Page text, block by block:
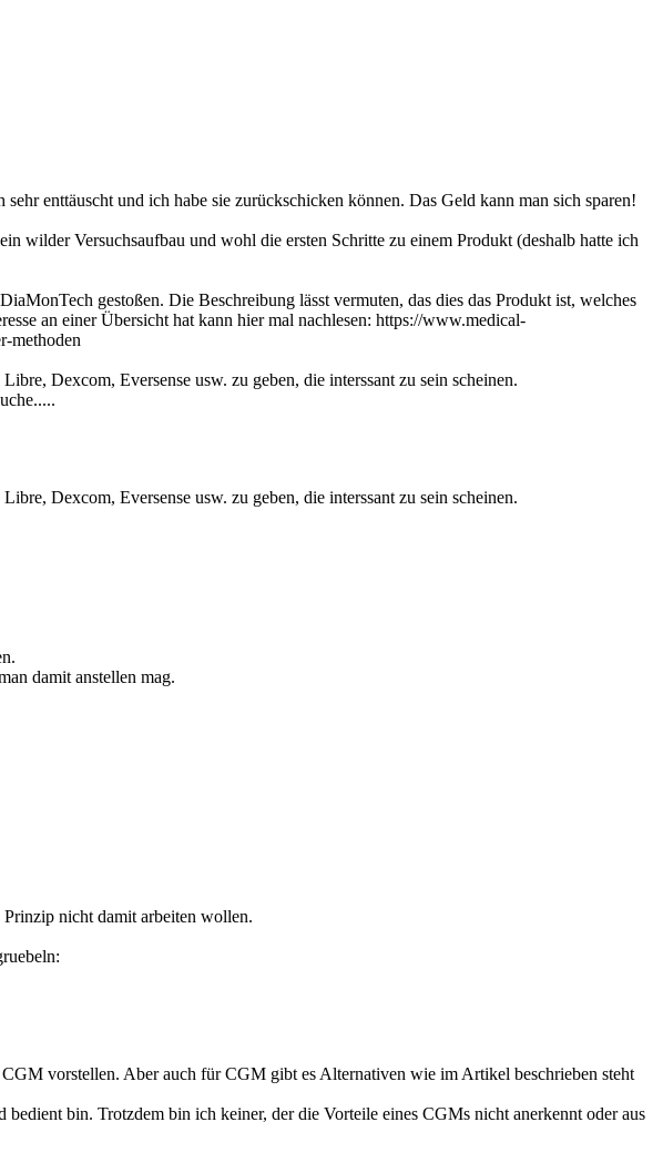
enttäuscht und ich habe sie zurückschicken können. Das Geld kann man sich sparen!
wilder Versuchsaufbau und wohl die ersten Schritte zu einem Produkt (deshalb hatte ich
gestoßen. Die Beschreibung lässt vermuten, das dies das Produkt ist, welches
an einer Übersicht hat kann hier mal nachlesen: https://www.medical-
methoden
Dexcom, Eversense usw. zu geben, die interssant zu sein scheinen.
Dexcom, Eversense usw. zu geben, die interssant zu sein scheinen.
damit anstellen mag.
nicht damit arbeiten wollen.
vorstellen. Aber auch für CGM gibt es Alternativen wie im Artikel beschrieben steht
bin. Trotzdem bin ich keiner, der die Vorteile eines CGMs nicht anerkennt oder aus